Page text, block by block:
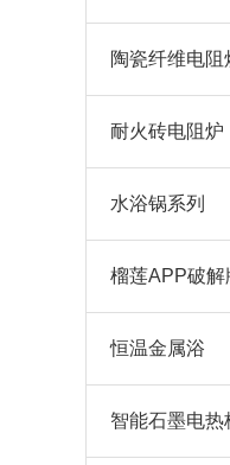
陶瓷纤维电阻
耐火砖电阻炉
水浴锅系列
榴莲APP破解
恒温金属浴
智能石墨电热